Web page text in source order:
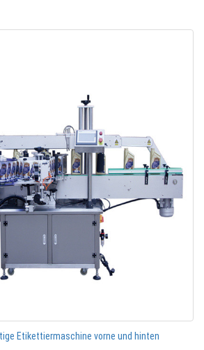
Etikettiermaschine vorne und hinten